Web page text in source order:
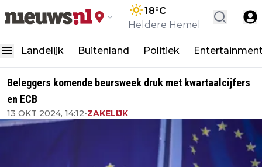
18°C
Heldere Hemel
Landelijk Buitenland Politiek
Beleggers komende beursweek druk met kwartaalcijfers
en ECB
13 OKT 2024, 14:12•ZAKELIJK